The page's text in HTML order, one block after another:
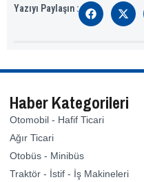
Yazıyı Paylaşın :
Haber Kategorileri
Otomobil - Hafif Ticari
Ağır Ticari
Otobüs - Minibüs
Traktör - İstif - İş Makineleri